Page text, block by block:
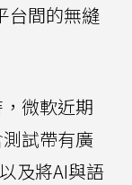
台間的無縫
微軟近期
試帶有廣
及將AI與語